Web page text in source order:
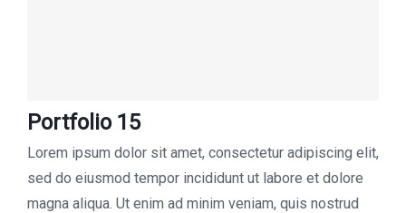
Portfolio 15
Lorem ipsum dolor sit amet, consectetur adipiscing elit,
sed do eiusmod tempor incididunt ut labore et dolore
magna aliqua. Ut enim ad minim veniam, quis nostrud